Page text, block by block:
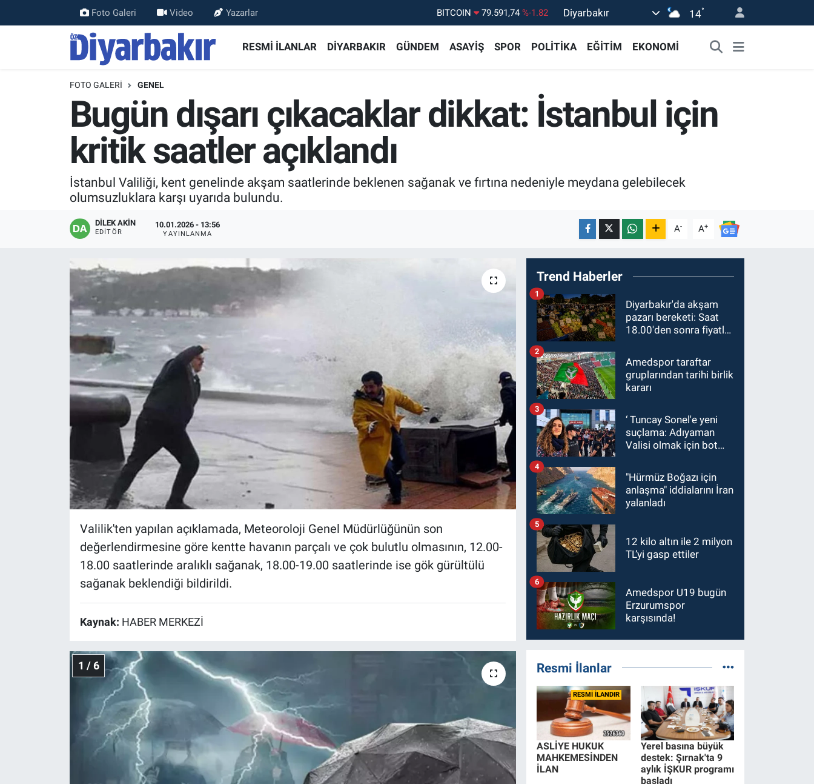
Foto Galeri Video Yazarlar DOLAR 45,43620 %0.02
BİST100
14.598,00
%0
BITCOIN
79.591,74 %-1.82
Diyarbakır 14°
RESMİ İLANLAR DİYARBAKIR GÜNDEM ASAYİŞ SPOR POLİTİKA EĞİTİM EKONOMİ
FOTO GALERI GENEL
Bugün dışarı çıkacaklar dikkat: İstanbul için
kritik saatler açıklandı
İstanbul Valiliği, kent genelinde akşam saatlerinde beklenen sağanak ve fırtına nedeniyle meydana gelebilecek
olumsuzluklara karşı uyarıda bulundu.
DİLEK AKİN
EDITÖR
10.01.2026 - 13:56
YAYINLANMA A- A+
Valilik'ten yapılan açıklamada, Meteoroloji Genel Müdürlüğünün son
değerlendirmesine göre kentte havanın parçalı ve çok bulutlu olmasının, 12.00-
18.00 saatlerinde aralıklı sağanak, 18.00-19.00 saatlerinde ise gök gürültülü
sağanak beklendiği bildirildi.
Kaynak: HABER MERKEZİ
1 / 6
Trend Haberler
Diyarbakır'da akşam
pazarı bereketi: Saat
18.00'den sonra fiyatlar
1
Amedspor taraftar
gruplarından tarihi birlik
kararı
2
‘ Tuncay Sonel'e yeni
suçlama: Adıyaman
Valisi olmak için bot
3
"Hürmüz Boğazı için
anlaşma" iddialarını İran
yalanladı
4
12 kilo altın ile 2 milyon
TL’yi gasp ettiler
5
Amedspor U19 bugün
Erzurumspor
karşısında!
6
Resmi İlanlar
RESMİ İLANDIR
ASLİYE HUKUK
MAHKEMESİNDEN
İLAN
Yerel basına büyük
destek: Şırnak'ta 9
aylık İŞKUR programı
başladı
RESMİ İLANLAR
DİYARBAKIR
EKONOMİ
KÜLTÜR SANAT
EĞİTİM
ÖZEL HABER
POLİTİKA
SAĞLIK
Nöbetçi Eczaneler
Namaz Vakitleri
Trafik Durumu
Tüm Manşetler
Son Dakika Haberleri
Haber Arşivi